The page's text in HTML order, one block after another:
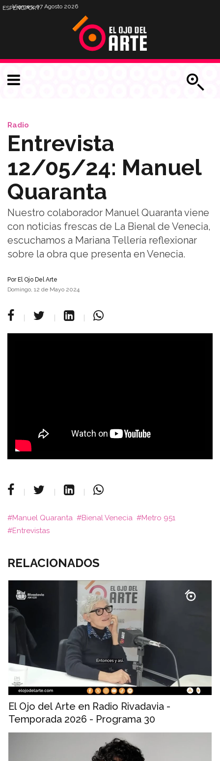
Viernes, 07 Agosto 2026
ESPENGPORT
Radio
Entrevista
12/05/24: Manuel
Quaranta
Nuestro colaborador Manuel Quaranta viene
con noticias frescas de La Bienal de Venecia,
escuchamos a Mariana Tellería reflexionar
sobre la obra que presenta en Venecia.
Por El Ojo Del Arte
Domingo, 12 de Mayo 2024
Manuel Quaranta Bienal Venecia
Metro 951
Entrevistas
RELACIONADOS
El Ojo del Arte en Radio Rivadavia -
Temporada 2026 - Programa 30